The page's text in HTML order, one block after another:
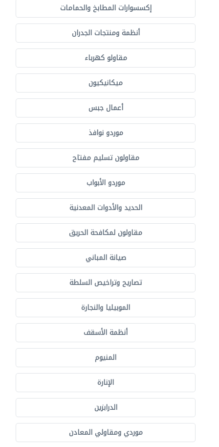
إكسسوارات المطابخ والحمامات
أنظمة ومنتجات الجدران
مقاولو كهرباء
ميكانيكيون
أعمال جبس
موردو نوافذ
مقاولون تسليم مفتاح
موردو الأبواب
الحديد والأدوات المعدنية
مقاولون لمكافحة الحريق
صيانة المباني
تصاريح وتراخيص السلطة
الموبيليا والنجارة
أنظمة الأسقف
المنيوم
الإنارة
الدرابزين
موردي ومقاولي المعادن